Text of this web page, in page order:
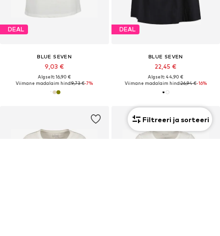
DEAL
BLUE SEVEN
9,03 €
Algselt: 16,90 €
Viimane madalaim hind:9,73 €-7%
DEAL
BLUE SEVEN
22,45 €
Algselt: 44,90 €
Viimane madalaim hind:26,94 €-16%
Filtreeri ja sorteeri